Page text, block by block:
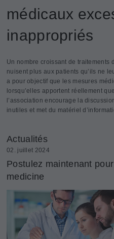
médicaux
inappropriés
Un nombre croissant de traitements
nuisent plus aux patients qu’ils ne
a pour objectif que les mesures
lorsqu’elles apportent réellement
l’association encourage la
inutiles et met du matériel
Actualités
02. juillet 2024
Postulez maintenant
medicine